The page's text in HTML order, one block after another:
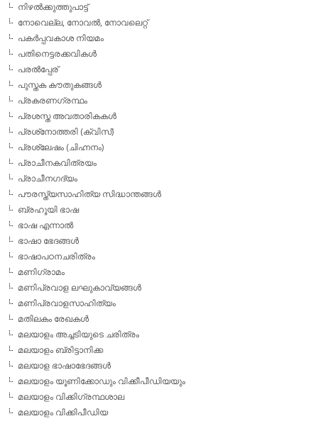
നിഴല്‍ക്കുത്തുപാട്ട്
നോവെല്ല, നോവല്‍, നോവലെറ്റ്
പകര്‍പ്പവകാശ നിയമം
പതിനെട്ടരക്കവികള്‍
പരല്‍പ്പേര്
പുസ്തക കൗതുകങ്ങള്‍
പ്രകരണഗ്രന്ഥം
പ്രശസ്ത അവതാരികകള്‍
പ്രശ്‌നോത്തരി (ക്വിസ്)
പ്രശ്ലേഷം (ചിഹ്നനം)
പ്രാചീനകവിത്രയം
പ്രാചീനഗദ്യം
പൗരസ്ത്യസാഹിത്യ സിദ്ധാന്തങ്ങള്‍
ബ്രഹൂയി ഭാഷ
ഭാഷ എന്നാല്‍
ഭാഷാ ഭേദങ്ങള്‍
ഭാഷാപഠനചരിത്രം
മണിഗ്രാമം
മണിപ്രവാള ലഘുകാവ്യങ്ങള്‍
മണിപ്രവാളസാഹിത്യം
മതിലകം രേഖകള്‍
മലയാളം അച്ചടിയുടെ ചരിത്രം
മലയാളം ബ്രിട്ടാനിക്ക
മലയാള ഭാഷാഭേദങ്ങള്‍
മലയാളം യൂണിക്കോഡും വിക്കീപീഡിയയും
മലയാളം വിക്കിഗ്രന്ഥശാല
മലയാളം വിക്കിപീഡിയ